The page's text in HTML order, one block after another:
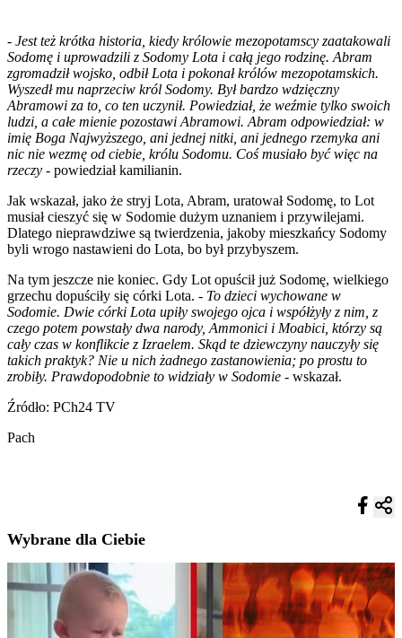
- Jest też krótka historia, kiedy królowie mezopotamscy zaatakowali
Sodomę i uprowadzili z Sodomy Lota i całą jego rodzinę. Abram
zgromadził wojsko, odbił Lota i pokonał królów mezopotamskich.
Wyszedł mu naprzeciw król Sodomy. Był bardzo wdzięczny
Abramowi za to, co ten uczynił. Powiedział, że weźmie tylko swoich
ludzi, a całe mienie pozostawi Abramowi. Abram odpowiedział: w
imię Boga Najwyższego, ani jednej nitki, ani jednego rzemyka ani
nic nie wezmę od ciebie, królu Sodomu. Coś musiało być więc na
rzeczy - powiedział kamilianin.
Jak wskazał, jako że stryj Lota, Abram, uratował Sodomę, to Lot
musiał cieszyć się w Sodomie dużym uznaniem i przywilejami.
Dlatego nieprawdziwe są twierdzenia, jakoby mieszkańcy Sodomy
byli wrogo nastawieni do Lota, bo był przybyszem.
Na tym jeszcze nie koniec. Gdy Lot opuścił już Sodomę, wielkiego
grzechu dopuściły się córki Lota. - To dzieci wychowane w
Sodomie. Dwie córki Lota upiły swojego ojca i współżyły z nim, z
czego potem powstały dwa narody, Ammonici i Moabici, którzy są
cały czas w konflikcie z Izraelem. Skąd te dziewczyny nauczyły się
takich praktyk? Nie u nich żadnego zastanowienia; po prostu to
zrobiły. Prawdopodobnie to widziały w Sodomie - wskazał.
Źródło: PCh24 TV
Pach
Wybrane dla Ciebie